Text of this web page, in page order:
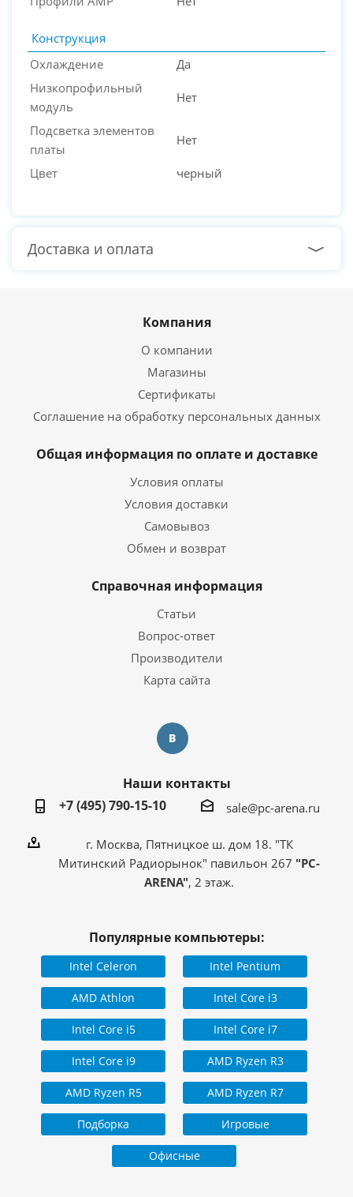
Конструкция
Охлаждение
Да
Низкопрофильный
модуль
Нет
Подсветка элементов
платы
Нет
Цвет черный
Доставка и оплата
Компания
О компании
Магазины
Сертификаты
Соглашение на обработку персональных данных
Общая информация по оплате и доставке
Условия оплаты
Условия доставки
Самовывоз
Обмен и возврат
Справочная информация
Статьи
Вопрос-ответ
Производители
Карта сайта
Наши контакты
+7 (495) 790-15-10
sale@pc-arena.ru
г. Москва, Пятницкое ш. дом 18. "ТК
Митинский Радиорынок" павильон 267 "PC-
ARENA", 2 этаж.
Популярные компьютеры:
Intel Celeron Intel Pentium
AMD Athlon Intel Core i3
Intel Core i5 Intel Core i7
Intel Core i9 AMD Ryzen R3
AMD Ryzen R5 AMD Ryzen R7
Подборка Игровые
Офисные